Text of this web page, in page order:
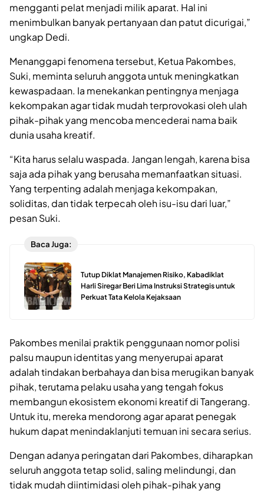
mengganti pelat menjadi milik aparat. Hal ini
menimbulkan banyak pertanyaan dan patut dicurigai,”
ungkap Dedi.
Menanggapi fenomena tersebut, Ketua Pakombes,
Suki, meminta seluruh anggota untuk meningkatkan
kewaspadaan. Ia menekankan pentingnya menjaga
kekompakan agar tidak mudah terprovokasi oleh ulah
pihak-pihak yang mencoba mencederai nama baik
dunia usaha kreatif.
“Kita harus selalu waspada. Jangan lengah, karena bisa
saja ada pihak yang berusaha memanfaatkan situasi.
Yang terpenting adalah menjaga kekompakan,
soliditas, dan tidak terpecah oleh isu-isu dari luar,”
pesan Suki.
Baca Juga:
Tutup Diklat Manajemen Risiko, Kabadiklat
Harli Siregar Beri Lima Instruksi Strategis untuk
Perkuat Tata Kelola Kejaksaan
Pakombes menilai praktik penggunaan nomor polisi
palsu maupun identitas yang menyerupai aparat
adalah tindakan berbahaya dan bisa merugikan banyak
pihak, terutama pelaku usaha yang tengah fokus
membangun ekosistem ekonomi kreatif di Tangerang.
Untuk itu, mereka mendorong agar aparat penegak
hukum dapat menindaklanjuti temuan ini secara serius.
Dengan adanya peringatan dari Pakombes, diharapkan
seluruh anggota tetap solid, saling melindungi, dan
tidak mudah diintimidasi oleh pihak-pihak yang